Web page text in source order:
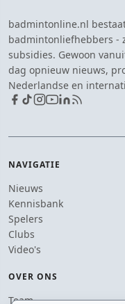
badmintonline.nl
badmintonliefhebbers -
subsidies. Gewoon
dag opnieuw nieuws,
Nederlandse en
NAVIGATIE
Nieuws
Kennisbank
Spelers
Clubs
Video's
OVER ONS
Team